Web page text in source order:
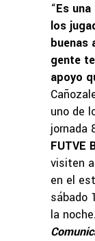
“Es
los
buenas
gente
apoyo
uno de
jornada
FUTVE
visiten
en el
sábado
la